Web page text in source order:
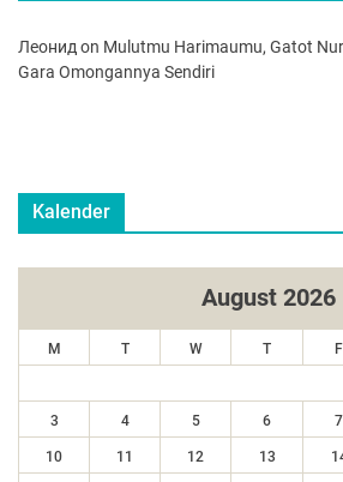
Леонид on Mulutmu Harimaumu, Gatot
Gara Omongannya Sendiri
Kalender
August 2026
M T W T F
3 4 5 6 7
10 11 12 13